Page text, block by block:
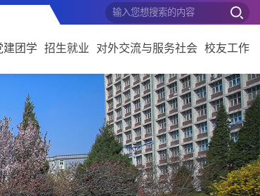
建团学 招生就业 对外交流与服务社会 校友工作